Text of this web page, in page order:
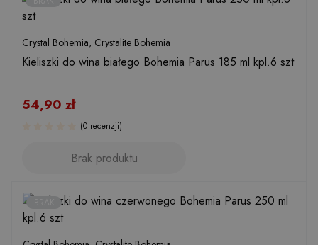
Crystal Bohemia, Crystalite Bohemia
Kieliszki do wina białego Bohemia Parus 185 ml kpl.6 szt
54,90 zł
(0 recenzji)
Brak produktu